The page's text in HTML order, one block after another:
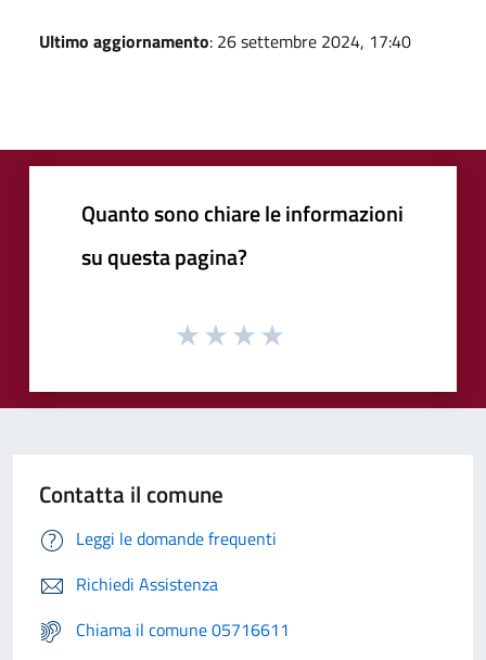
Ultimo aggiornamento: 26 settembre 2024, 17:40
Quanto sono chiare le informazioni
su questa pagina?
Contatta il comune
Leggi le domande frequenti
Richiedi Assistenza
Chiama il comune 05716611